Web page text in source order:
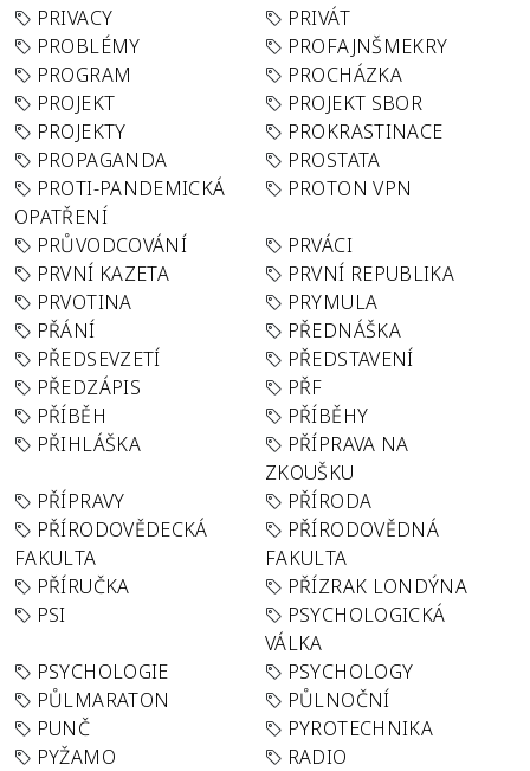
PRIVACY
PRIVÁT
PROBLÉMY
PROFAJNŠMEKRY
PROGRAM
PROCHÁZKA
PROJEKT
PROJEKT SBOR
PROJEKTY
PROKRASTINACE
PROPAGANDA
PROSTATA
PROTI-PANDEMICKÁ
OPATŘENÍ
PROTON VPN
PRŮVODCOVÁNÍ
PRVÁCI
PRVNÍ KAZETA
PRVNÍ REPUBLIKA
PRVOTINA
PRYMULA
PŘÁNÍ
PŘEDNÁŠKA
PŘEDSEVZETÍ
PŘEDSTAVENÍ
PŘEDZÁPIS
PŘF
PŘÍBĚH
PŘÍBĚHY
PŘIHLÁŠKA
PŘÍPRAVA NA
ZKOUŠKU
PŘÍPRAVY
PŘÍRODA
PŘÍRODOVĚDECKÁ
FAKULTA
PŘÍRODOVĚDNÁ
FAKULTA
PŘÍRUČKA
PŘÍZRAK LONDÝNA
PSI
PSYCHOLOGICKÁ
VÁLKA
PSYCHOLOGIE
PSYCHOLOGY
PŮLMARATON
PŮLNOČNÍ
PUNČ
PYROTECHNIKA
PYŽAMO
RADIO